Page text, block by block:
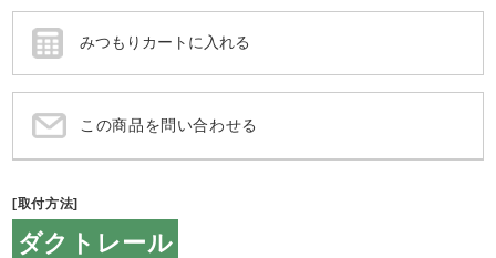
この商品を問い合わせる
[取付方法]
ダクトレール